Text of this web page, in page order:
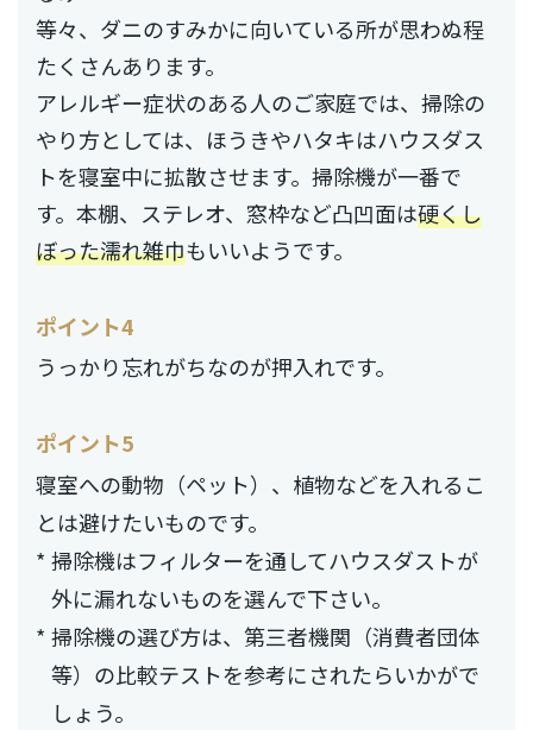
等々、ダニのすみかに向いている所が思わぬ程
たくさんあります。
アレルギー症状のある人のご家庭では、掃除の
やり方としては、ほうきやハタキはハウスダス
トを寝室中に拡散させます。掃除機が一番で
す。本棚、ステレオ、窓枠など凸凹面は硬くし
ぼった濡れ雑巾もいいようです。
ポイント4
うっかり忘れがちなのが押入れです。
ポイント5
寝室への動物（ペット）、植物などを入れるこ
とは避けたいものです。
* 掃除機はフィルターを通してハウスダストが
外に漏れないものを選んで下さい。
* 掃除機の選び方は、第三者機関（消費者団体
等）の比較テストを参考にされたらいかがで
しょう。